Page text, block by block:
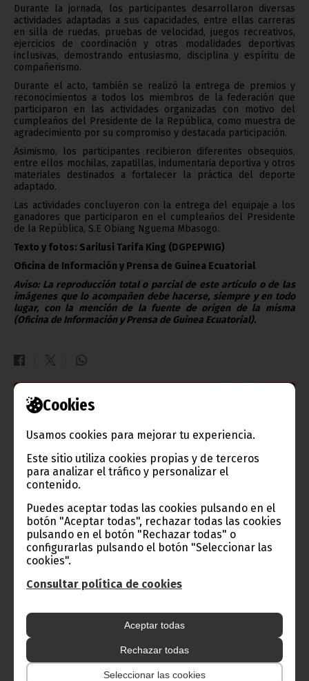
Cookies
Usamos cookies para mejorar tu experiencia.
Este sitio utiliza cookies propias y de terceros
para analizar el tráfico y personalizar el
contenido.
Puedes aceptar todas las cookies pulsando en el
botón "Aceptar todas", rechazar todas las cookies
pulsando en el botón "Rechazar todas" o
configurarlas pulsando el botón "Seleccionar las
cookies".
Consultar política de cookies
Aceptar todas
Rechazar todas
Seleccionar las cookies
Durante la jornada, los participantes desarrollaron diversas
actividades adaptadas a sus capacidades, entre ellas carreras
en silla de ruedas, pruebas de velocidad, juegos recreativos,
ejercicios de coordinación y otras modalidades deportivas
inclusivas, demostrando entusiasmo, disciplina y espíritu de
compañerismo.
Durante el acto, también se realizó la entrega de premios y
reconocimientos a todos los miembros de la federación que
participaron en las actividades organizadas con motivo del
cumpleaños del Presidente de la República, como muestra de
agradecimiento por su compromiso y destacada participación.
Asimismo, los participantes recibieron diferentes obsequios,
entre ellos mochilas, zapatillas, indumentaria deportiva y otros
materiales destinados a fortalecer la práctica del deporte
adaptado.
Las actividades concluyeron con la entrega del equipaje a los
ganadores que participaron en el cumpleaños del Presidente
de la República, S.E Obiang Nguema Mbasogo.
Texto y fotos: Sarilusi Tarifa King (DGPEPWIG)
Oficina de Información y Prensa de Guinea Ecuatorial
Aviso: La reproducción total o parcial de este artículo o de las
imágenes que lo acompañen debe hacerse, siempre y en todo
lugar, con la mención de la fuente de origen de la misma
(Oficina de Información y Prensa de Guinea Ecuatorial).
Gobierno e Instituciones
Información de Guinea Ecuatorial
TVGE
Radio Nacional de Guinea
Ecuatorial
Haz click aquí para escuchar ahora